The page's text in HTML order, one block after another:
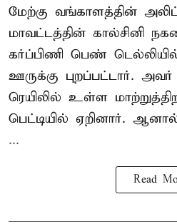
மேற்கு வங்காளத்தின்
மாவட்டத்தின் கால்சினி
கர்ப்பிணி பெண்
ஊருக்கு புறப்பட்டார்.
ரெயிலில் உள்ள
பெட்டியில் ஏறினார்.
...
Read